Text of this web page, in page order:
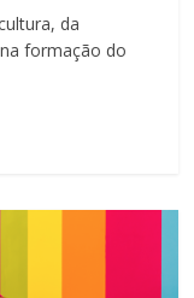
da
formação do